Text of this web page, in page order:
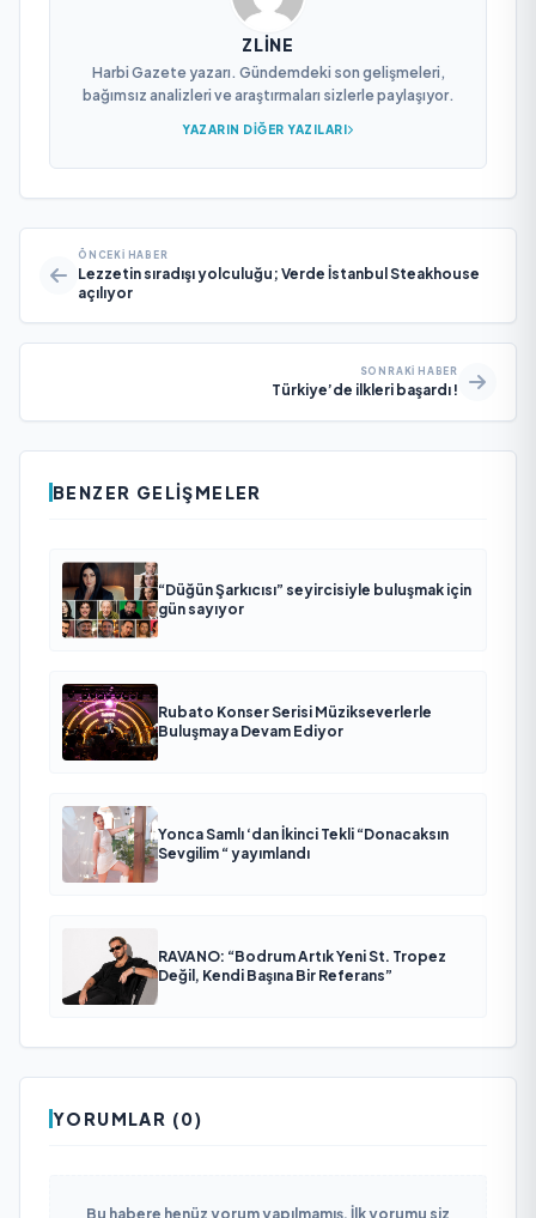
ZLINE
Harbi Gazete yazarı. Gündemdeki son gelişmeleri,
bağımsız analizleri ve araştırmaları sizlerle paylaşıyor.
YAZARIN DIĞER YAZILARI
ÖNCEKI HABER
Lezzetin sıradışı yolculuğu; Verde İstanbul Steakhouse
açılıyor
SONRAKI HABER
Türkiye’de ilkleri başardı !
BENZER GELIŞMELER
“Düğün Şarkıcısı” seyircisiyle buluşmak için
gün sayıyor
Rubato Konser Serisi Müzikseverlerle
Buluşmaya Devam Ediyor
Yonca Samlı ‘dan İkinci Tekli “Donacaksın
Sevgilim “ yayımlandı
RAVANO: “Bodrum Artık Yeni St. Tropez
Değil, Kendi Başına Bir Referans”
YORUMLAR (0)
Bu habere henüz yorum yapılmamış. İlk yorumu siz